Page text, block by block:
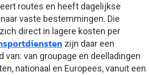
routes en heeft dagelijkse
vaste bestemmingen. Die
direct in lagere kosten per
zijn daar een
van: van groupage en deelladingen
nationaal en Europees, vanuit een